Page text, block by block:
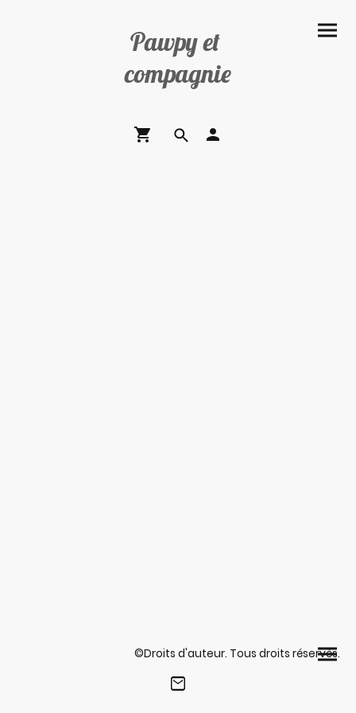
Pawpy et
compagnie
©Droits d'auteur. Tous droits réservés.